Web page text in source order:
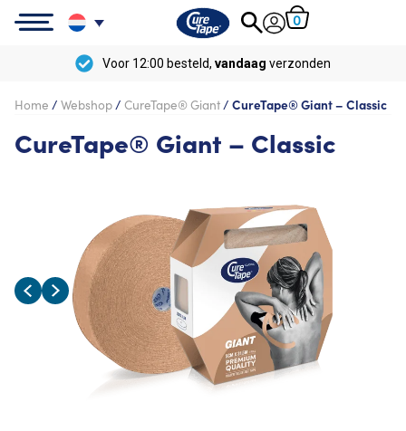
0
Voor 12:00 besteld, vandaag verzonden
Home / Webshop/ CureTape® Giant/ CureTape® Giant – Classic
CureTape® Giant – Classic